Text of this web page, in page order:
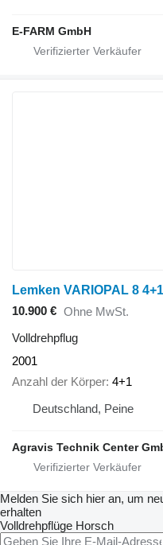
E-FARM GmbH
Lemken VARIOPAL 8
10.900 € Ohne MwSt.
Volldrehpflug
2001
Anzahl der Körper 4+1
Deutschland, Peine
Agravis Technik Center
Melden Sie sich hier an, um
erhalten
Volldrehpflüge Horsch